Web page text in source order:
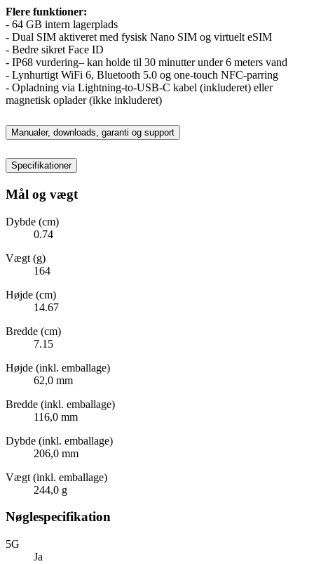
Flere funktioner:
- 64 GB intern lagerplads
- Dual SIM aktiveret med fysisk Nano SIM og virtuelt eSIM
- Bedre sikret Face ID
- IP68 vurdering– kan holde til 30 minutter under 6 meters vand
- Lynhurtigt WiFi 6, Bluetooth 5.0 og one-touch NFC-parring
- Opladning via Lightning-to-USB-C kabel (inkluderet) eller
magnetisk oplader (ikke inkluderet)
Manualer, downloads, garanti og support
Specifikationer
Mål og vægt
Dybde (cm)
0.74
Vægt (g)
164
Højde (cm)
14.67
Bredde (cm)
7.15
Højde (inkl. emballage)
62,0 mm
Bredde (inkl. emballage)
116,0 mm
Dybde (inkl. emballage)
206,0 mm
Vægt (inkl. emballage)
244,0 g
Nøglespecifikation
5G
Ja